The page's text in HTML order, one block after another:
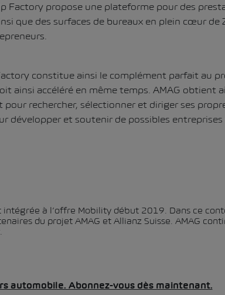
Factory propose une plateforme pour des
que des surfaces de bureaux en plein cœur de
constitue ainsi le complément parfait au
ainsi accéléré en même temps. AMAG obtient
pour rechercher, sélectionner et diriger ses
développer et soutenir de possibles
intégrée à l’offre Mobility début 2019. Dans ce
du projet AMAG et Allianz Suisse. AMAG
automobile. Abonnez-vous dès maintenant.